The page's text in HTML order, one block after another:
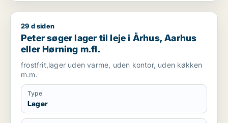
Peter søger lager til leje i Århus, Aarhus eller Hørning m.fl.
29 d siden
Peter søger lager til leje i Århus, Aarhus
eller Hørning m.fl.
frostfrit,lager uden varme, uden kontor, uden køkken
m.m.
Type
Lager